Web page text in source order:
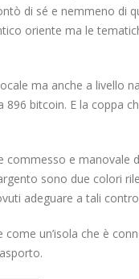
di sé e nemmeno di
oriente ma le
ma anche a livello
bitcoin. E la coppa
commesso e manovale
sono due colori
adeguare a tali
un’isola che è